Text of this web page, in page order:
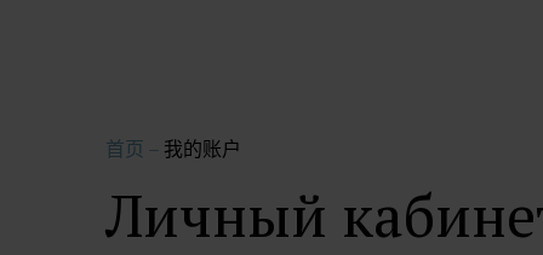
首页 – 我的账户
Личный